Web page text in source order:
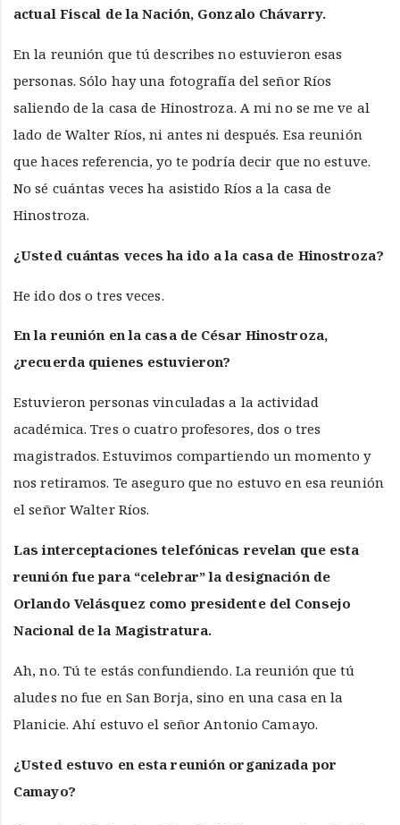
actual Fiscal de la Nación, Gonzalo Chávarry.
En la reunión que tú describes no estuvieron esas
personas. Sólo hay una fotografía del señor Ríos
saliendo de la casa de Hinostroza. A mi no se me ve al
lado de Walter Ríos, ni antes ni después. Esa reunión
que haces referencia, yo te podría decir que no estuve.
No sé cuántas veces ha asistido Ríos a la casa de
Hinostroza.
¿Usted cuántas veces ha ido a la casa de Hinostroza?
He ido dos o tres veces.
En la reunión en la casa de César Hinostroza,
¿recuerda quienes estuvieron?
Estuvieron personas vinculadas a la actividad
académica. Tres o cuatro profesores, dos o tres
magistrados. Estuvimos compartiendo un momento y
nos retiramos. Te aseguro que no estuvo en esa reunión
el señor Walter Ríos.
Las interceptaciones telefónicas revelan que esta
reunión fue para “celebrar” la designación de
Orlando Velásquez como presidente del Consejo
Nacional de la Magistratura.
Ah, no. Tú te estás confundiendo. La reunión que tú
aludes no fue en San Borja, sino en una casa en la
Planicie. Ahí estuvo el señor Antonio Camayo.
¿Usted estuvo en esta reunión organizada por
Camayo?